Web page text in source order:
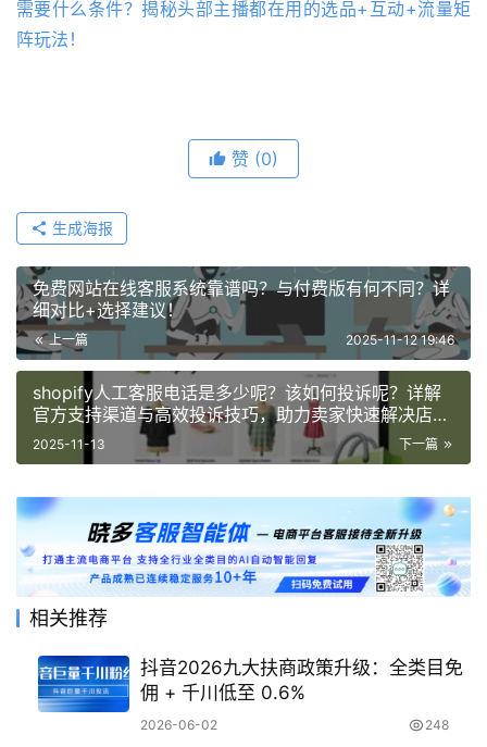
需要什么条件？揭秘头部主播都在用的选品+互动+流量矩
阵玩法！
赞 (0)
生成海报
免费网站在线客服系统靠谱吗？与付费版有何不同？详
细对比+选择建议！
上一篇 2025-11-12 19:46
shopify人工客服电话是多少呢？该如何投诉呢？详解
官方支持渠道与高效投诉技巧，助力卖家快速解决店铺
技巧问题！
下一篇
2025-11-13
相关推荐
抖音2026九大扶商政策升级：全类目免
佣 + 千川低至 0.6%
2026-06-02 248